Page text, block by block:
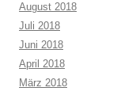
August 2018
Juli 2018
Juni 2018
April 2018
März 2018